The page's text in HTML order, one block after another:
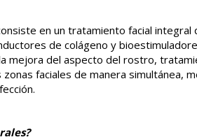
en un tratamiento facial integral
de colágeno y
mejora del aspecto del rostro,
faciales de manera simultánea,